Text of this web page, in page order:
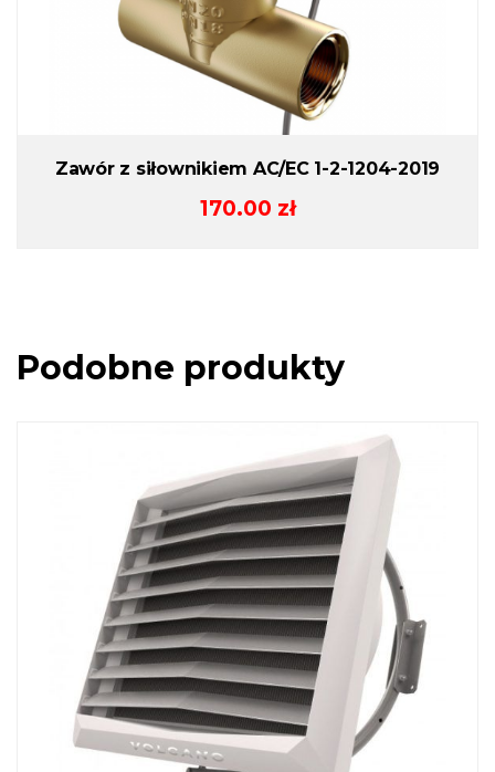
Zawór z siłownikiem AC/EC 1-2-1204-2019
170.00 zł
Podobne produkty